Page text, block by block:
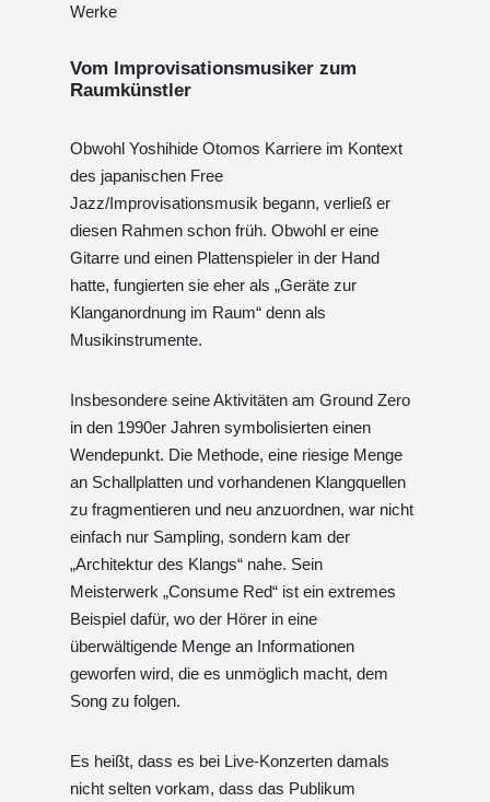
Werke
Vom Improvisationsmusiker zum
Raumkünstler
Obwohl Yoshihide Otomos Karriere im Kontext
des japanischen Free
Jazz/Improvisationsmusik begann, verließ er
diesen Rahmen schon früh. Obwohl er eine
Gitarre und einen Plattenspieler in der Hand
hatte, fungierten sie eher als „Geräte zur
Klanganordnung im Raum“ denn als
Musikinstrumente.
Insbesondere seine Aktivitäten am Ground Zero
in den 1990er Jahren symbolisierten einen
Wendepunkt. Die Methode, eine riesige Menge
an Schallplatten und vorhandenen Klangquellen
zu fragmentieren und neu anzuordnen, war nicht
einfach nur Sampling, sondern kam der
„Architektur des Klangs“ nahe. Sein
Meisterwerk „Consume Red“ ist ein extremes
Beispiel dafür, wo der Hörer in eine
überwältigende Menge an Informationen
geworfen wird, die es unmöglich macht, dem
Song zu folgen.
Es heißt, dass es bei Live-Konzerten damals
nicht selten vorkam, dass das Publikum